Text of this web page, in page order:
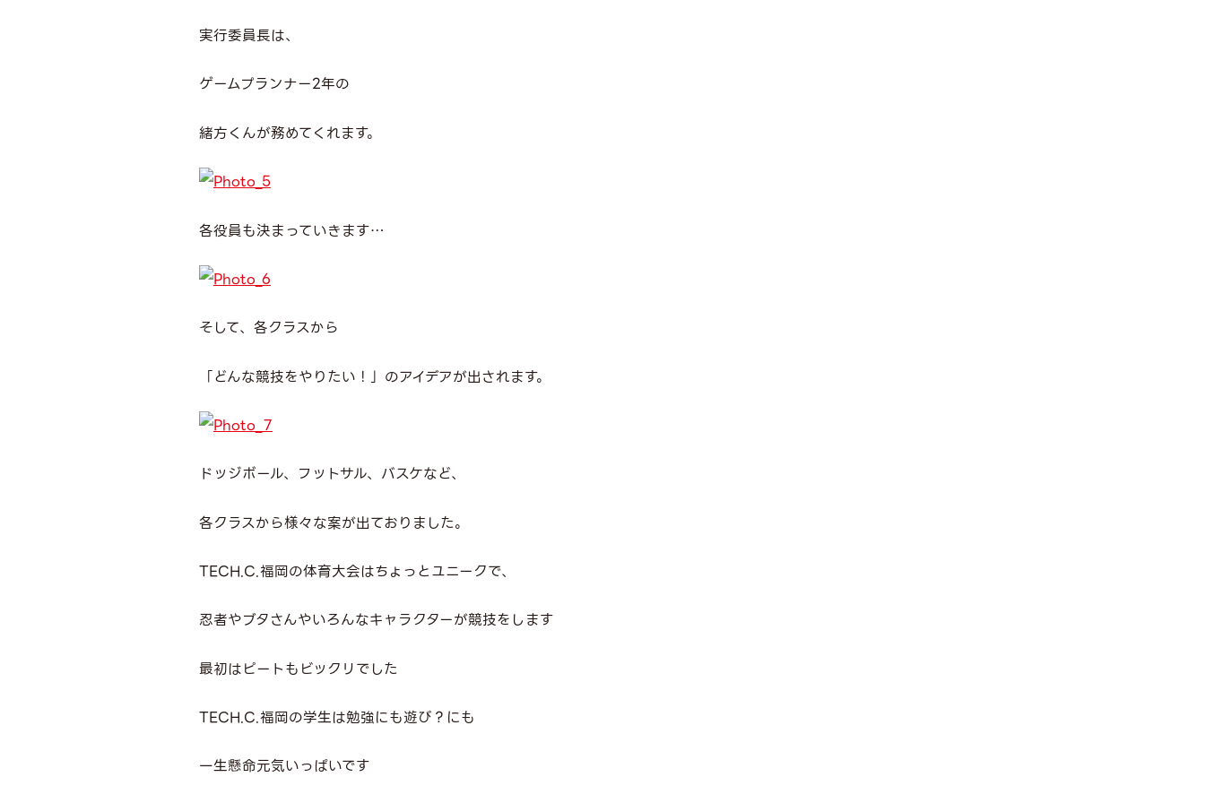
実行委員長は、
ゲームプランナー2年の
緒方くんが務めてくれます。
各役員も決まっていきます…
そして、各クラスから
「どんな競技をやりたい！」のアイデアが出されます。
ドッジボール、フットサル、バスケなど、
各クラスから様々な案が出ておりました。
TECH.C.福岡の体育大会はちょっとユニークで、
忍者やブタさんやいろんなキャラクターが競技をします
最初はピートもビックリでした
TECH.C.福岡の学生は勉強にも遊び？にも
一生懸命元気いっぱいです